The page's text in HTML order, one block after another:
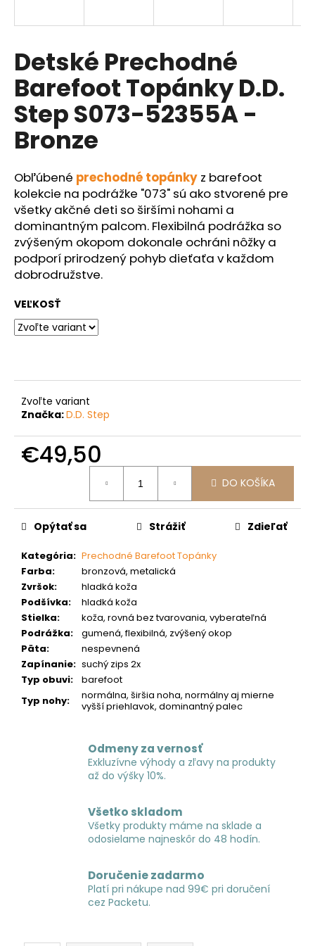
Detské Prechodné
Barefoot Topánky D.D.
Step S073-52355A -
Bronze
Obľúbené prechodné topánky z barefoot
kolekcie na podrážke "073" sú ako stvorené pre
všetky akčné deti so širšími nohami a
dominantným palcom. Flexibilná podrážka so
zvýšeným okopom dokonale ochráni nôžky a
podporí prirodzený pohyb dieťaťa v každom
dobrodružstve.
VEĽKOSŤ
Zvoľte variant
Značka:D.D. Step
€49,50
DO KOŠÍKA
Kategória: Prechodné Barefoot Topánky
Farba:
bronzová, metalická
Zvršok:
hladká koža
Podšívka:
hladká koža
Stielka:
koža, rovná bez tvarovania, vyberateľná
Podrážka:
gumená, flexibilná, zvýšený okop
Päta:
nespevnená
Zapínanie: suchý zips 2x
Typ obuvi:
barefoot
Typ nohy:
normálna, širšia noha, normálny aj mierne
vyšší priehlavok, dominantný palec
Opýtať sa Strážiť Zdieľať
Odmeny za vernosť
Exkluzívne výhody a zľavy na produkty
až do výšky 10%.
Všetko skladom
Všetky produkty máme na sklade a
odosielame najneskôr do 48 hodín.
Doručenie zadarmo
Platí pri nákupe nad 99€ pri doručení
cez Packetu.
s
ť
?
O
d
p
o
ú
č
a